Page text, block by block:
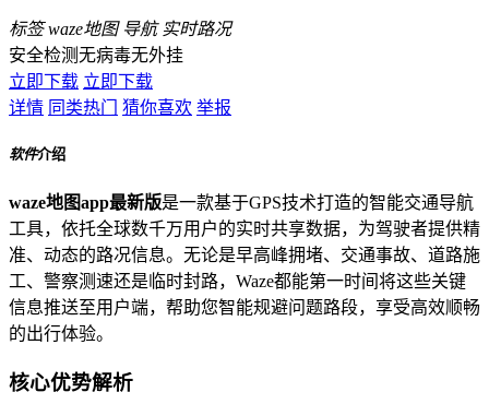
标签 waze地图 导航 实时路况
安全检测无病毒无外挂
立即下载 立即下载
详情 同类热门 猜你喜欢 举报
软件介绍
waze地图app最新版是一款基于GPS技术打造的智能交通导航
工具，依托全球数千万用户的实时共享数据，为驾驶者提供精
准、动态的路况信息。无论是早高峰拥堵、交通事故、道路施
工、警察测速还是临时封路，Waze都能第一时间将这些关键
信息推送至用户端，帮助您智能规避问题路段，享受高效顺畅
的出行体验。
核心优势解析